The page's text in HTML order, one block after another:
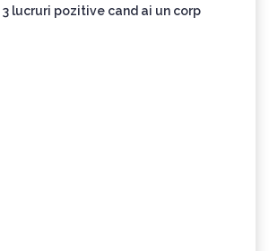
3 lucruri pozitive cand ai un corp